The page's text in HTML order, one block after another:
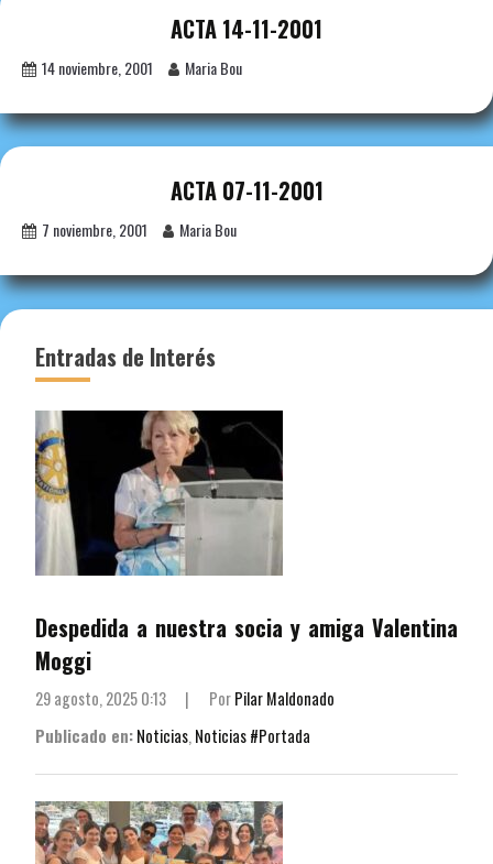
ACTA 14-11-2001
14 noviembre, 2001 Maria Bou
ACTA 07-11-2001
7 noviembre, 2001 Maria Bou
Entradas de Interés
Despedida a nuestra socia y amiga Valentina
Moggi
29 agosto, 2025 0:13 | PorPilar Maldonado
Publicado en:Noticias,Noticias #Portada